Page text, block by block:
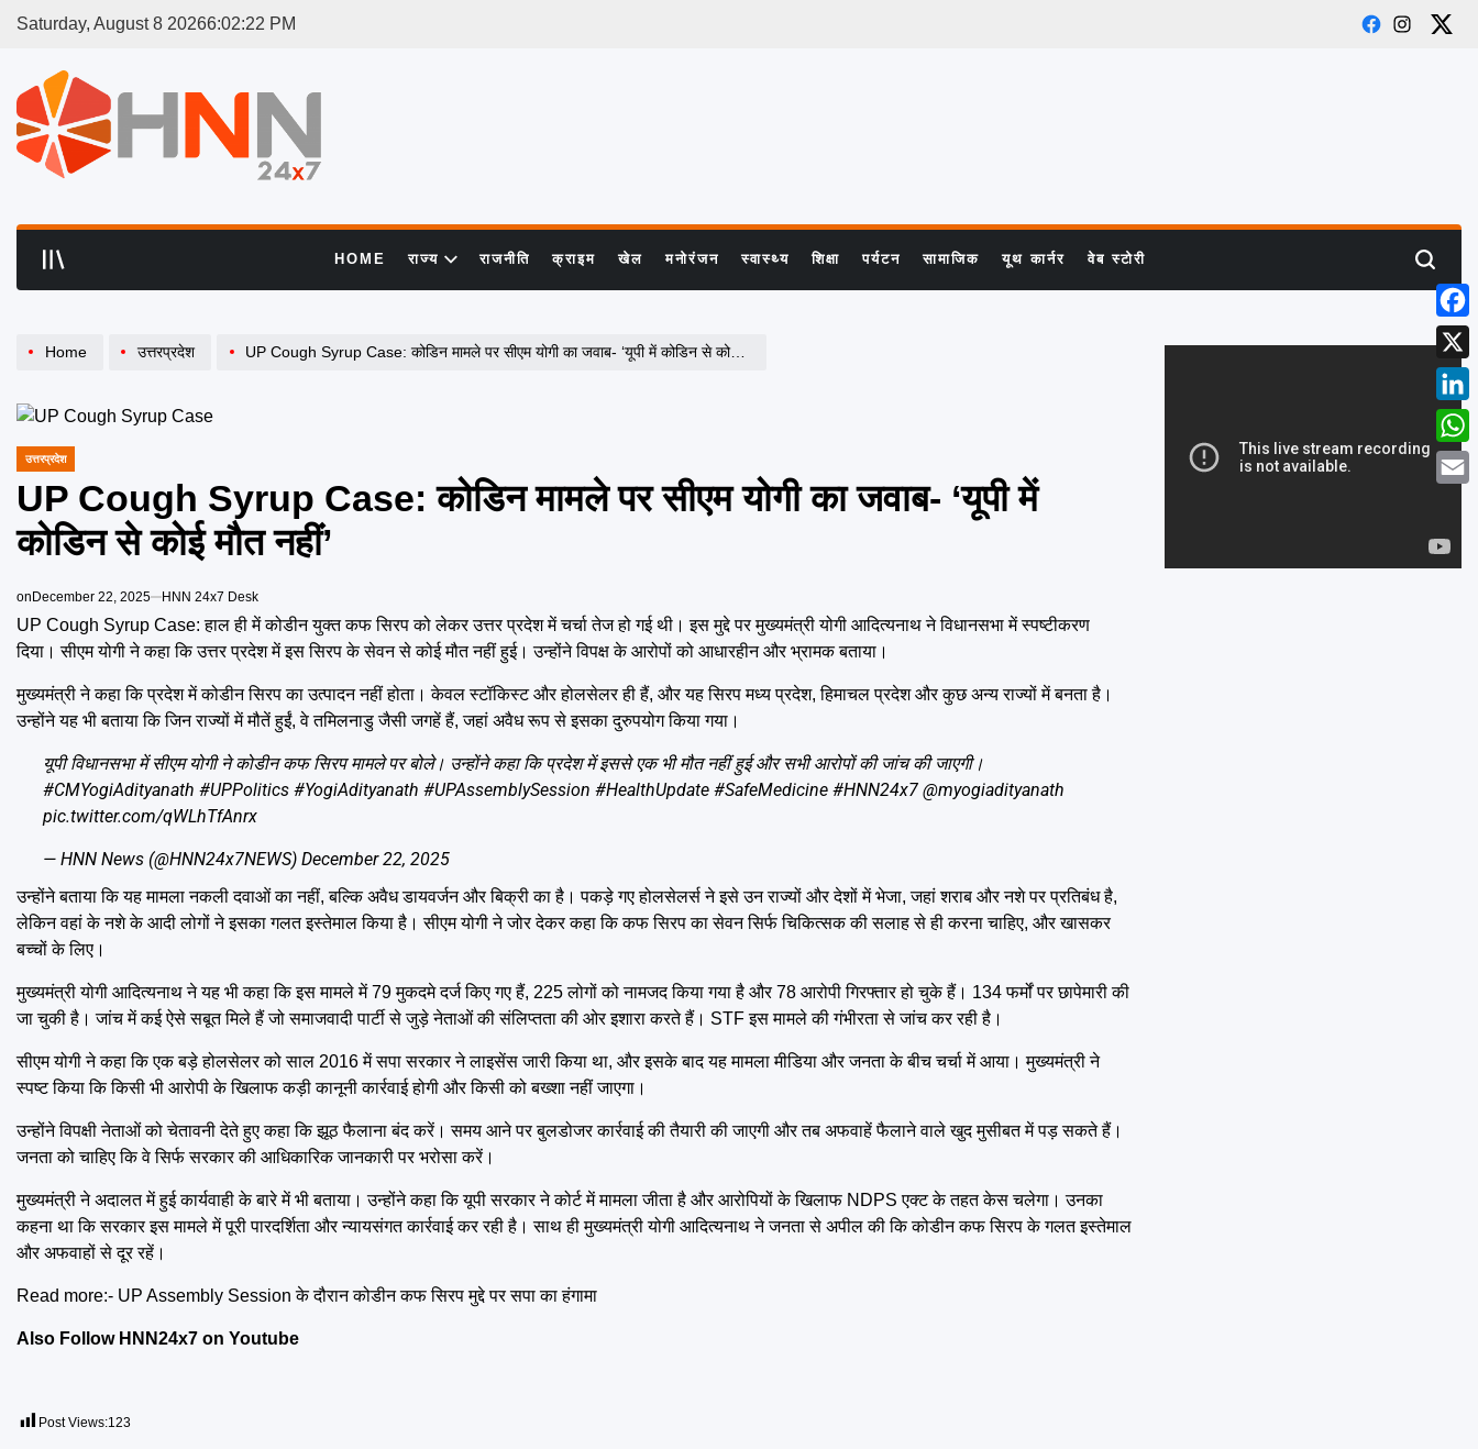
Saturday, August 8 20266:02:23 PM
Facebook
Instagram
X
HOME राज्य राजनीति क्राइम खेल मनोरंजन स्वास्थ्य शिक्षा पर्यटन सामाजिक यूथ कार्नर वेब स्टोरी Search
Home उत्तरप्रदेश UP Cough Syrup Case: कोडिन मामले पर सीएम योगी का जवाब- ‘यूपी में कोडिन से कोई मौत नहीं’
POSTED
उत्तरप्रदेश
UP Cough Syrup Case: कोडिन मामले पर सीएम योगी का जवाब- ‘यूपी में
कोडिन से कोई मौत नहीं’
onDecember 22, 2025 HNN 24x7 Desk
UP Cough Syrup Case: हाल ही में कोडीन युक्त कफ सिरप को लेकर उत्तर प्रदेश में चर्चा तेज हो गई थी। इस मुद्दे पर मुख्यमंत्री योगी आदित्यनाथ ने विधानसभा में स्पष्टीकरण
दिया। सीएम योगी ने कहा कि उत्तर प्रदेश में इस सिरप के सेवन से कोई मौत नहीं हुई। उन्होंने विपक्ष के आरोपों को आधारहीन और भ्रामक बताया।
मुख्यमंत्री ने कहा कि प्रदेश में कोडीन सिरप का उत्पादन नहीं होता। केवल स्टॉकिस्ट और होलसेलर ही हैं, और यह सिरप मध्य प्रदेश, हिमाचल प्रदेश और कुछ अन्य राज्यों में बनता है।
उन्होंने यह भी बताया कि जिन राज्यों में मौतें हुईं, वे तमिलनाडु जैसी जगहें हैं, जहां अवैध रूप से इसका दुरुपयोग किया गया।
यूपी विधानसभा में सीएम योगी ने कोडीन कफ सिरप मामले पर बोले। उन्होंने कहा कि प्रदेश में इससे एक भी मौत नहीं हुई और सभी आरोपों की जांच की जाएगी।
#CMYogiAdityanath #UPPolitics #YogiAdityanath #UPAssemblySession #HealthUpdate #SafeMedicine #HNN24x7 @myogiadityanath
pic.twitter.com/qWLhTfAnrx
— HNN News (@HNN24x7NEWS) December 22, 2025
उन्होंने बताया कि यह मामला नकली दवाओं का नहीं, बल्कि अवैध डायवर्जन और बिक्री का है। पकड़े गए होलसेलर्स ने इसे उन राज्यों और देशों में भेजा, जहां शराब और नशे पर प्रतिबंध है,
लेकिन वहां के नशे के आदी लोगों ने इसका गलत इस्तेमाल किया है। सीएम योगी ने जोर देकर कहा कि कफ सिरप का सेवन सिर्फ चिकित्सक की सलाह से ही करना चाहिए, और खासकर
बच्चों के लिए।
मुख्यमंत्री योगी आदित्यनाथ ने यह भी कहा कि इस मामले में 79 मुकदमे दर्ज किए गए हैं, 225 लोगों को नामजद किया गया है और 78 आरोपी गिरफ्तार हो चुके हैं। 134 फर्मों पर छापेमारी की
जा चुकी है। जांच में कई ऐसे सबूत मिले हैं जो समाजवादी पार्टी से जुड़े नेताओं की संलिप्तता की ओर इशारा करते हैं। STF इस मामले की गंभीरता से जांच कर रही है।
सीएम योगी ने कहा कि एक बड़े होलसेलर को साल 2016 में सपा सरकार ने लाइसेंस जारी किया था, और इसके बाद यह मामला मीडिया और जनता के बीच चर्चा में आया। मुख्यमंत्री ने
स्पष्ट किया कि किसी भी आरोपी के खिलाफ कड़ी कानूनी कार्रवाई होगी और किसी को बख्शा नहीं जाएगा।
उन्होंने विपक्षी नेताओं को चेतावनी देते हुए कहा कि झूठ फैलाना बंद करें। समय आने पर बुलडोजर कार्रवाई की तैयारी की जाएगी और तब अफवाहें फैलाने वाले खुद मुसीबत में पड़ सकते हैं।
जनता को चाहिए कि वे सिर्फ सरकार की आधिकारिक जानकारी पर भरोसा करें।
मुख्यमंत्री ने अदालत में हुई कार्यवाही के बारे में भी बताया। उन्होंने कहा कि यूपी सरकार ने कोर्ट में मामला जीता है और आरोपियों के खिलाफ NDPS एक्ट के तहत केस चलेगा। उनका
कहना था कि सरकार इस मामले में पूरी पारदर्शिता और न्यायसंगत कार्रवाई कर रही है। साथ ही मुख्यमंत्री योगी आदित्यनाथ ने जनता से अपील की कि कोडीन कफ सिरप के गलत इस्तेमाल
और अफवाहों से दूर रहें।
Read more:- UP Assembly Session के दौरान कोडीन कफ सिरप मुद्दे पर सपा का हंगामा
Also Follow HNN24x7 on Youtube
Post Views:123
X